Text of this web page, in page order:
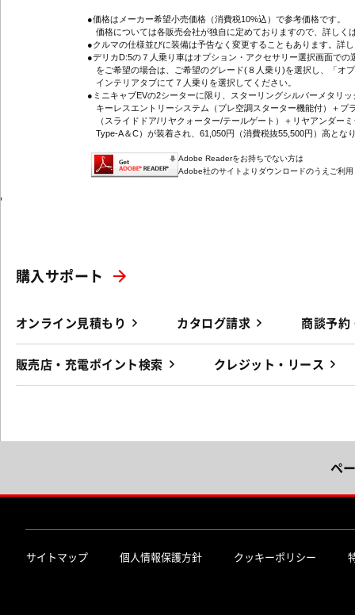
●価格はメーカー希望小売価格（消費税10%込）で参考価格です。
価格については各販売会社が独自に定めておりますので、詳しく
●クルマの仕様並びに装備は予告なく変更することもあります。詳
●デリカD:5の７人乗り車はオプション・アクセサリー選択画面での
をご希望の場合は、ご希望のグレード(８人乗り)を選択し、「オ
インテリアタブにて７人乗りを選択してください。
●ミニキャブEVの2シーターに限り、スターリングシルバーメタリ
キーレスエントリーシステム（プレ空調スターター機能付）＋プ
（スライドドア/リヤクォーター/テールゲート）＋リヤアンダー
Type-A＆C）が装着され、61,050円（消費税抜55,500円）高とな
Adobe Readerをお持ちでない方は
Adobe社のサイトよりダウンロードのうえご利
'
購入サポート
オンライン見積もり カタログ請求 商談予約
販売店・充電ポイント検索 クレジット・リース
ペ
サイトマップ 個人情報保護方針 クッキーポリシー